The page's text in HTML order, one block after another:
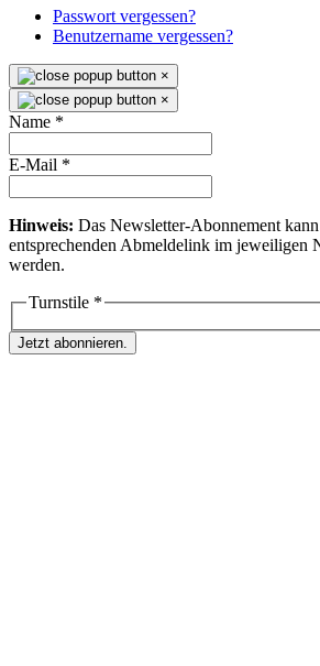
Passwort vergessen?
Benutzername vergessen?
×
×
Name *
E-Mail *
Hinweis: Das Newsletter-Abonnement
entsprechenden Abmeldelink im jeweiligen
werden.
Turnstile *
Jetzt abonnieren.